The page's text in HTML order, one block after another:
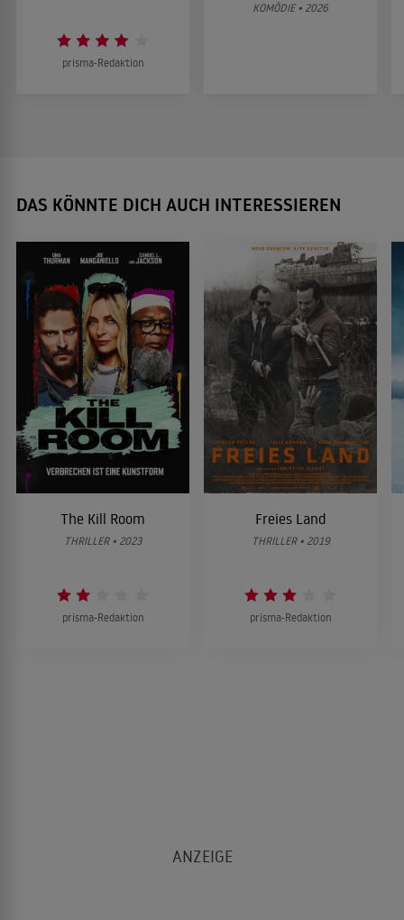
prisma-Redaktion
KOMÖDIE • 2026
DAS KÖNNTE DICH AUCH INTERESSIEREN
The Kill Room
THRILLER • 2023
prisma-Redaktion
Freies Land
THRILLER • 2019
prisma-Redaktion